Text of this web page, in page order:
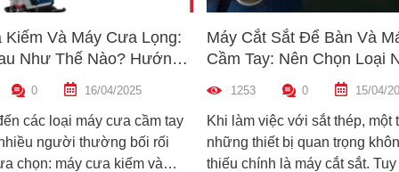
Kiếm Và Máy Cưa Lọng:
Như Thế Nào? Hướng
Máy Phù Hợp
0 16/04/2025
các loại máy cưa cầm tay
người thường bối rối
chọn: máy cưa kiếm và
Máy Cắt Sắt Để Bàn Và
Cầm Tay: Nên Chọn Loại
Hợp Nhất?
1253 0 15/04/
Khi làm việc với sắt thép, một
những thiết bị quan trọng
thiếu chính là máy cắt sắt.